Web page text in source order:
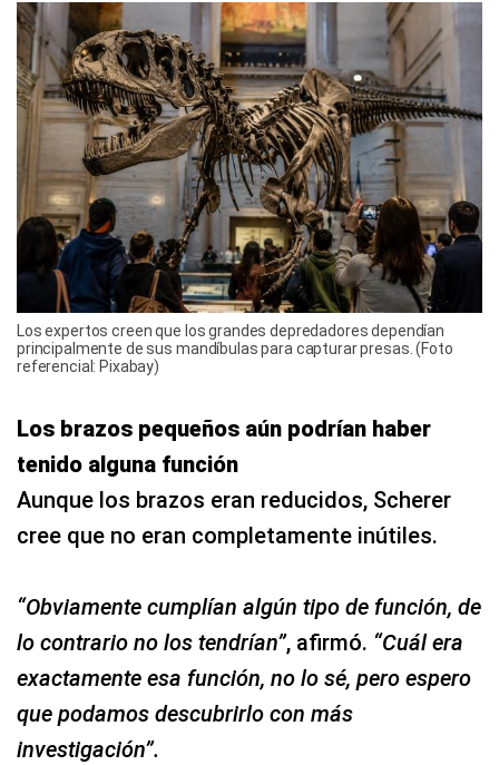
Los expertos creen que los grandes depredadores dependían
principalmente de sus mandíbulas para capturar presas. (Foto
referencial: Pixabay)
Los brazos pequeños aún podrían haber
tenido alguna función
Aunque los brazos eran reducidos, Scherer
cree que no eran completamente inútiles.
“Obviamente cumplían algún tipo de función, de
lo contrario no los tendrían”, afirmó. “Cuál era
exactamente esa función, no lo sé, pero espero
que podamos descubrirlo con más
investigación”.